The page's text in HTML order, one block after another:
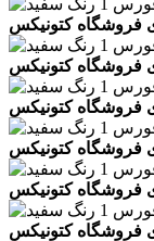
فروشگاه کتونیکس
فروشگاه کتونیکس
فروشگاه کتونیکس
فروشگاه کتونیکس
فروشگاه کتونیکس
فروشگاه کتونیکس